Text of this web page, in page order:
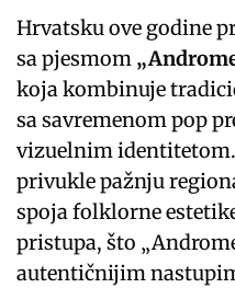
Hrvatsku ove godine
sa pjesmom
koja kombinuje
sa savremenom pop
vizuelnim identitetom.
privukle pažnju
spoja folklorne
pristupa, što
autentičnijim